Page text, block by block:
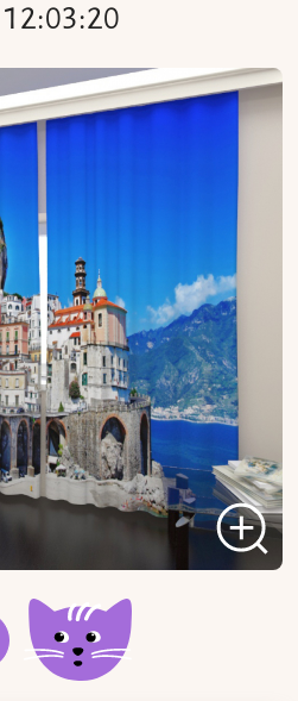
12:03:20